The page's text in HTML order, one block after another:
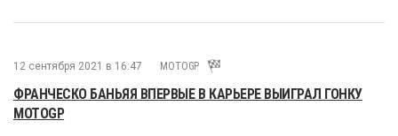
12 сентября 2021 в 16:47 MOTOGP
ФРАНЧЕСКО БАНЬЯЯ ВПЕРВЫЕ В КАРЬЕРЕ ВЫИГРАЛ ГОНКУ
MOTOGP